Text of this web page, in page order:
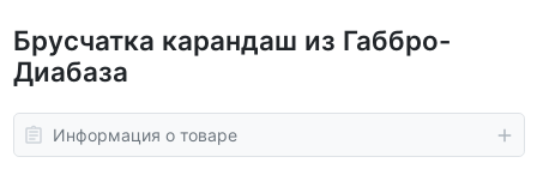
Брусчатка карандаш из Габбро-
Диабаза
Информация о товаре